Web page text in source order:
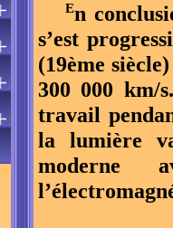
En
s’est
(19ème
300 000 km/
travail
la lumière
moderne